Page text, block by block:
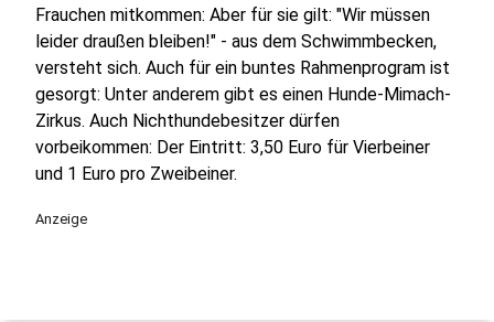
Frauchen mitkommen: Aber für sie gilt: "Wir müssen
leider draußen bleiben!" - aus dem Schwimmbecken,
versteht sich. Auch für ein buntes Rahmenprogram ist
gesorgt: Unter anderem gibt es einen Hunde-Mimach-
Zirkus. Auch Nichthundebesitzer dürfen
vorbeikommen: Der Eintritt: 3,50 Euro für Vierbeiner
und 1 Euro pro Zweibeiner.
Anzeige